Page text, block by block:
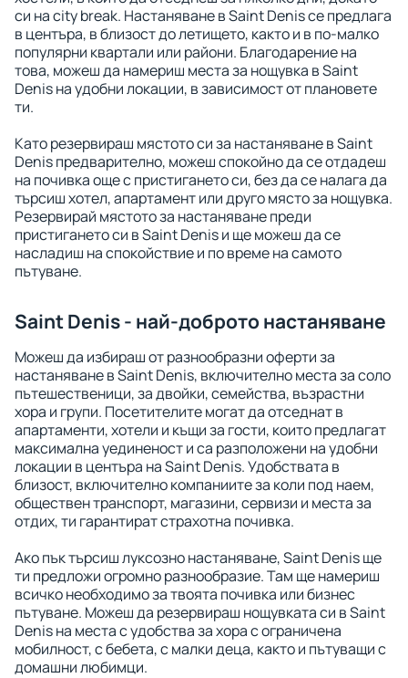
си на city break. Настаняване в Saint Denis се предлага
в центъра, в близост до летището, както и в по-малко
популярни квартали или райони. Благодарение на
това, можеш да намериш места за нощувка в Saint
Denis на удобни локации, в зависимост от плановете
ти.
Като резервираш мястото си за настаняване в Saint
Denis предварително, можеш спокойно да се отдадеш
на почивка още с пристигането си, без да се налага да
търсиш хотел, апартамент или друго място за нощувка.
Резервирай мястото за настаняване преди
пристигането си в Saint Denis и ще можеш да се
насладиш на спокойствие и по време на самото
пътуване.
Saint Denis - най-доброто настаняване
Можеш да избираш от разнообразни оферти за
настаняване в Saint Denis, включително места за соло
пътешественици, за двойки, семейства, възрастни
хора и групи. Посетителите могат да отседнат в
апартаменти, хотели и къщи за гости, които предлагат
максимална уединеност и са разположени на удобни
локации в центъра на Saint Denis. Удобствата в
близост, включително компаниите за коли под наем,
обществен транспорт, магазини, сервизи и места за
отдих, ти гарантират страхотна почивка.
Ако пък търсиш луксозно настаняване, Saint Denis ще
ти предложи огромно разнообразие. Там ще намериш
всичко необходимо за твоята почивка или бизнес
пътуване. Можеш да резервираш нощувката си в Saint
Denis на места с удобства за хора с ограничена
мобилност, с бебета, с малки деца, както и пътуващи с
домашни любимци.